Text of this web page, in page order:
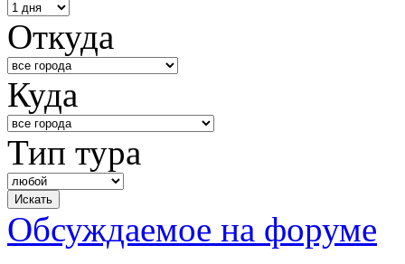
Откуда
Куда
Тип тура
Обсуждаемое на форуме